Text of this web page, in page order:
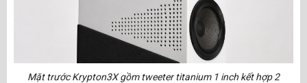
Mặt trước Krypton3X gồm tweeter titanium 1 inch kết hợp 2